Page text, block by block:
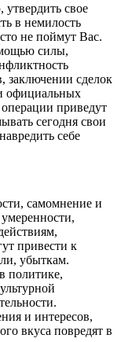
свое
в немилость
не поймут Вас.
силы,
сделок
официальных
приведут
сегодня свои
себе
самомнение и
привести к
убыткам.
политике,
и интересов,
вкуса повредят в